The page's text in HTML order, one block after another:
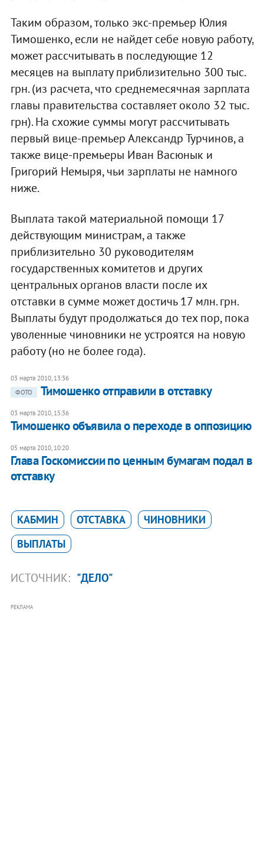
Таким образом, только экс-премьер Юлия
Тимошенко, если не найдет себе новую работу,
может рассчитывать в последующие 12
месяцев на выплату приблизительно 300 тыс.
грн. (из расчета, что среднемесячная зарплата
главы правительства составляет около 32 тыс.
грн). На схожие суммы могут рассчитывать
первый вице-премьер Александр Турчинов, а
также вице-премьеры Иван Васюнык и
Григорий Немыря, чьи зарплаты не намного
ниже.
Выплата такой материальной помощи 17
действующим министрам, а также
приблизительно 30 руководителям
государственных комитетов и других
центральных органов власти после их
отставки в сумме может достичь 17 млн. грн.
Выплаты будут продолжаться до тех пор, пока
уволенные чиновники не устроятся на новую
работу (но не более года).
03 марта 2010, 13:36
ФОТО
Тимошенко отправили в отставку
03 марта 2010, 15:36
Тимошенко объявила о переходе в оппозицию
05 марта 2010, 10:20
Глава Госкомиссии по ценным бумагам подал в
отставку
КАБМИН ОТСТАВКА
ЧИНОВНИКИ
ВЫПЛАТЫ
ИСТОЧНИК: "ДЕЛО"
РЕКЛАМА